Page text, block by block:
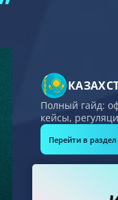
Полный гайд:
кейсы,
Перейти в раздел